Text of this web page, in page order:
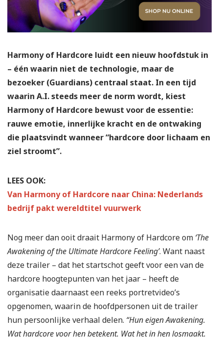
Harmony of Hardcore luidt een nieuw hoofdstuk in
– één waarin niet de technologie, maar de
bezoeker (Guardians) centraal staat. In een tijd
waarin A.I. steeds meer de norm wordt, kiest
Harmony of Hardcore bewust voor de essentie:
rauwe emotie, innerlijke kracht en de ontwaking
die plaatsvindt wanneer “hardcore door lichaam en
ziel stroomt”.
LEES OOK:
Van Harmony of Hardcore naar China: Nederlands
bedrijf pakt wereldtitel vuurwerk
Nog meer dan ooit draait Harmony of Hardcore om ‘The
Awakening of the Ultimate Hardcore Feeling’. Want naast
deze trailer – dat het startschot geeft voor een van de
hardcore hoogtepunten van het jaar – heeft de
organisatie daarnaast een reeks portretvideo’s
opgenomen, waarin de hoofdpersonen uit de trailer
hun persoonlijke verhaal delen. “Hun eigen Awakening.
Wat hardcore voor hen betekent. Wat het in hen losmaakt.